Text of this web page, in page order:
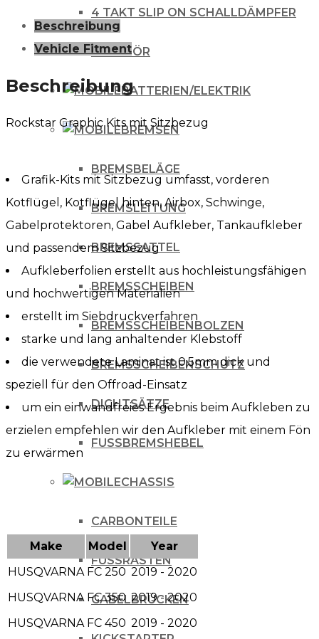
4 TAKT SLIP ON SCHALLDÄMPFER
ZUBEHÖR
BATTERIEN/ELEKTRIK
BREMSEN
BREMSBELÄGE
BREMSLEITUNG
BREMSSATTEL
BREMSSCHEIBEN
BREMSSCHEIBENBOLZEN
BREMSSCHEIBENSCHUTZ
DICHTSÄTZE
FUSSBREMSHEBEL
CHASSIS
CARBONTEILE
FUSSRASTEN
GABELBRÜCKEN
Beschreibung
Vehicle Fitment
Beschreibung
Rockstar Graphic Kits mit Sitzbezug
Grafik-Kits mit Sitzbezug umfasst, vorderen
Kotflügel, Kotflügel hinten, Airbox, Schwinge,
Gabelprotektoren, Gabel Aufkleber, Tankaufkleber
und passendem Sitzbezug
Aufkleberfolien erstellt aus hochleistungsfähigen
und hochwertigen Materialien
erstellt im Siebdruckverfahren
starke und lang anhaltender Klebstoff
die verwendete Laminat ist 0,5mm dick und
speziell für den Offroad-Einsatz
um ein einwandfreies Ergebnis beim Aufkleben zu
erzielen empfehlen wir den Aufkleber mit einem Fön
zu erwärmen
Make Model
Year
HUSQVARNA FC 250 2019 - 2020
HUSQVARNA FC 350 2019 - 2020
HUSQVARNA FC 450 2019 - 2020